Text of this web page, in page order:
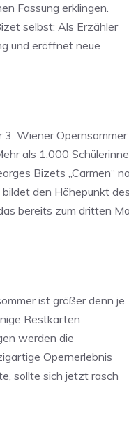
Fassung erklingen.
selbst: Als Erzähler
und eröffnet neue
3. Wiener Opernsommer
als 1.000
Bizets „Carmen“
den Höhepunkt des
bereits zum dritten
ist größer denn je.
Restkarten
werden die
Opernerlebnis
sollte sich jetzt rasch